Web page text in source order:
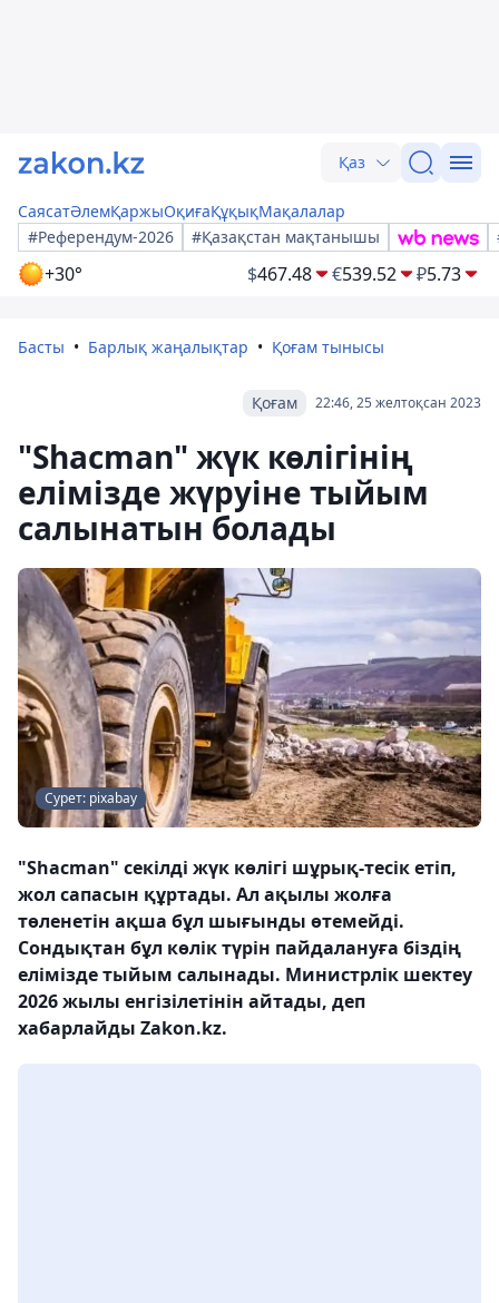
Қаз
СаясатӘлемҚаржыОқиғаҚұқықМақалалар
#Референдум-2026
#Қазақстан мақтанышы
+30° $467.48 €539.52 ₽5.73
Басты Барлық жаңалықтар Қоғам тынысы
22:46, 25 желтоқсан 2023
Қоғам
"Shacman" жүк көлігінің
елімізде жүруіне тыйым
салынатын болады
Сурет: pixabay
"Shacman" секілді жүк көлігі шұрық-тесік етіп,
жол сапасын құртады. Ал ақылы жолға
төленетін ақша бұл шығынды өтемейді.
Сондықтан бұл көлік түрін пайдалануға біздің
елімізде тыйым салынады. Министрлік шектеу
2026 жылы енгізілетінін айтады, деп
хабарлайды Zakon.kz.